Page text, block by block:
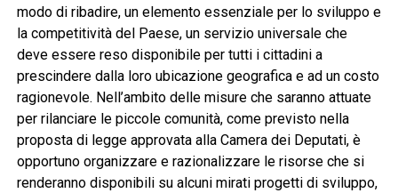
modo di ribadire, un elemento essenziale per lo sviluppo e
la competitività del Paese, un servizio universale che
deve essere reso disponibile per tutti i cittadini a
prescindere dalla loro ubicazione geografica e ad un costo
ragionevole. Nell’ambito delle misure che saranno attuate
per rilanciare le piccole comunità, come previsto nella
proposta di legge approvata alla Camera dei Deputati, è
opportuno organizzare e razionalizzare le risorse che si
renderanno disponibili su alcuni mirati progetti di sviluppo,